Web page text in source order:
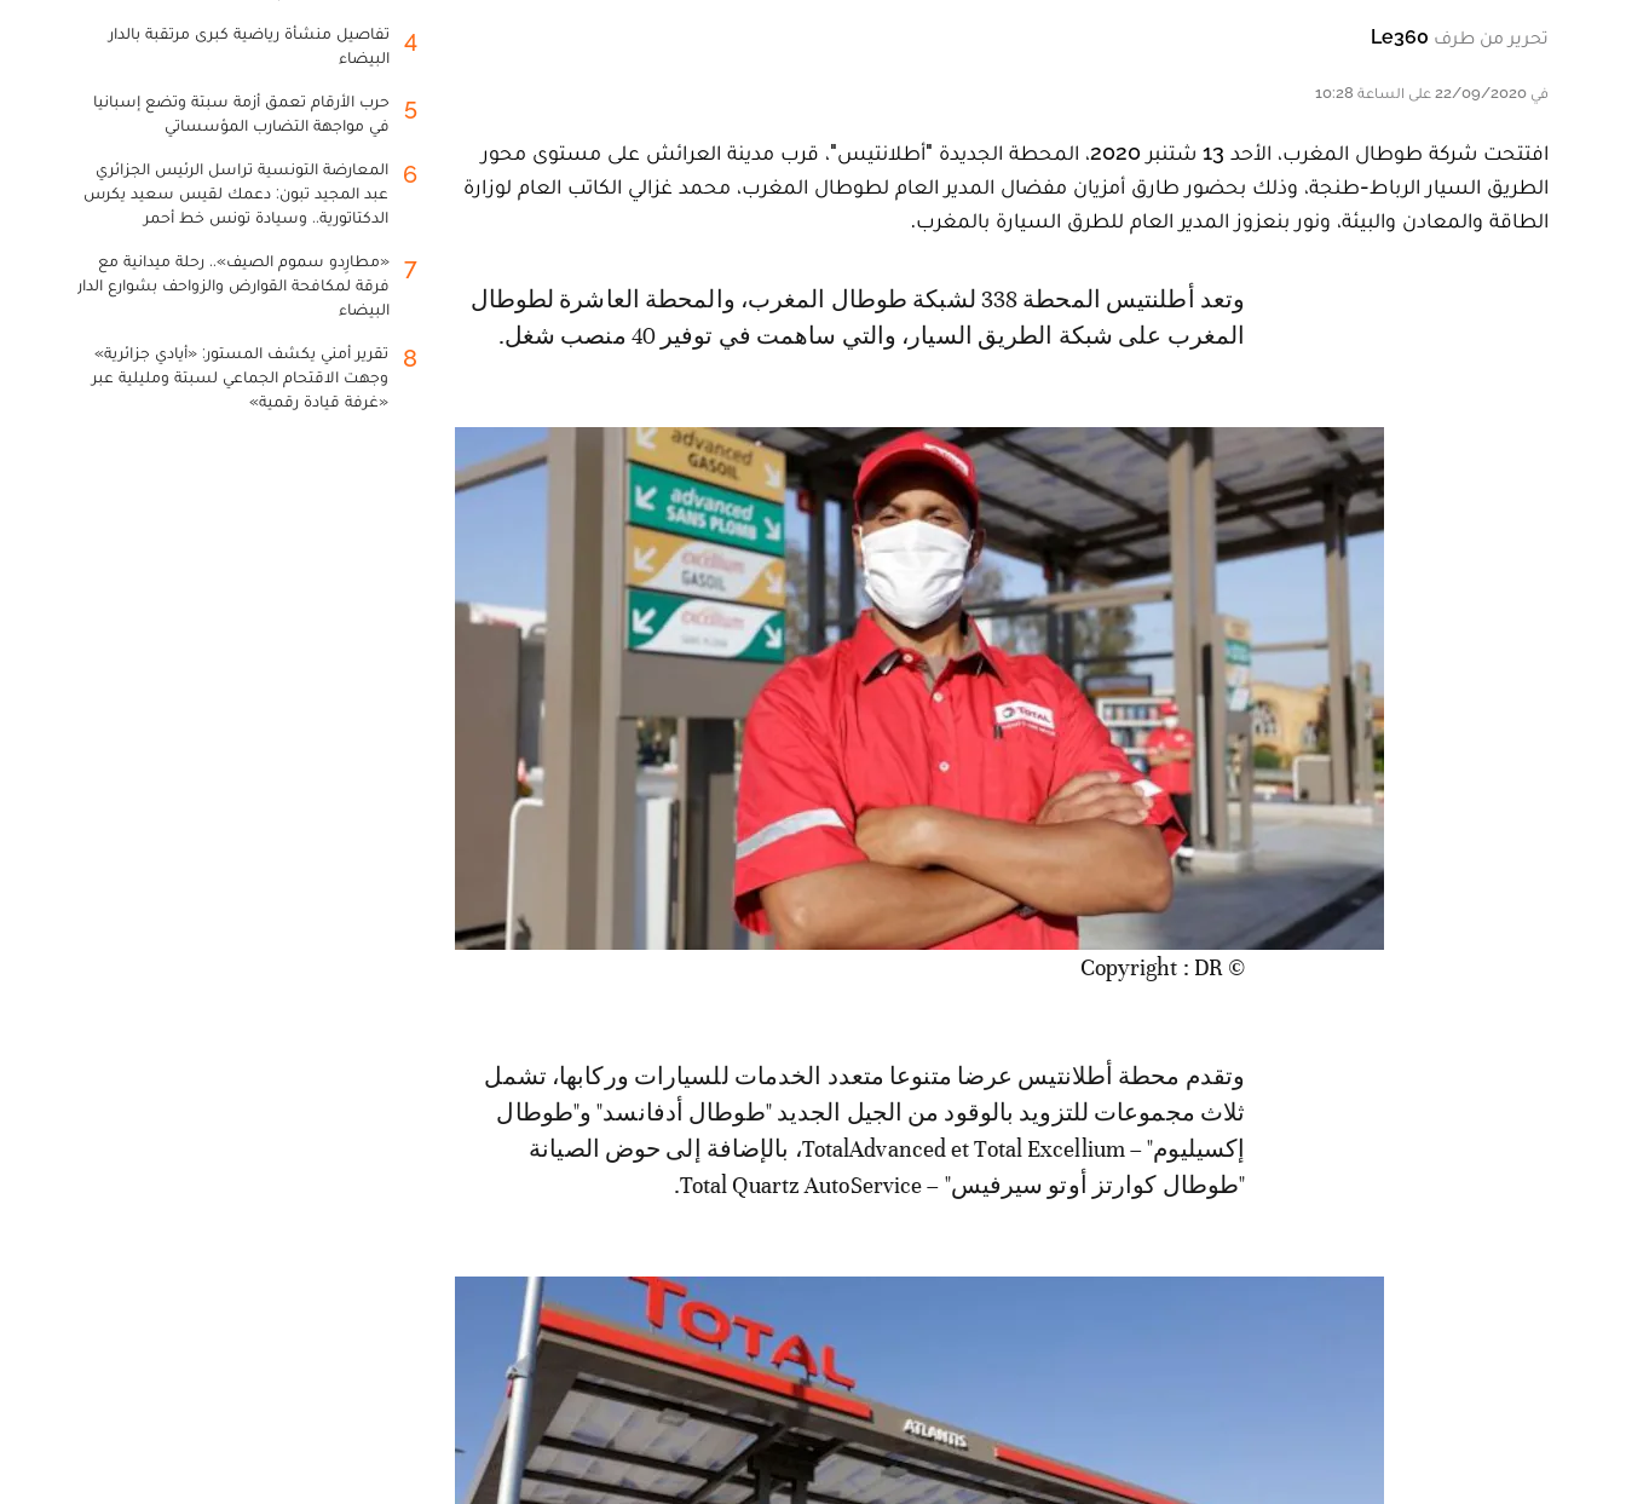
تحرير من طرف Le360
في 22/09/2020 على الساعة 10:28
افتتحت شركة طوطال المغرب، الأحد 13 شتنبر 2020، المحطة الجديدة "أطلانتيس"، قرب مدينة العرائش على مستوى محور
الطريق السيار الرباط-طنجة، وذلك بحضور طارق أمزيان مفضال المدير العام لطوطال المغرب، محمد غزالي الكاتب العام لوزارة
الطاقة والمعادن والبيئة، ونور بنعزوز المدير العام للطرق السيارة بالمغرب.
وتعد أطلنتيس المحطة 338 لشبكة طوطال المغرب، والمحطة العاشرة لطوطال
المغرب على شبكة الطريق السيار، والتي ساهمت في توفير 40 منصب شغل.
© Copyright : DR
وتقدم محطة أطلانتيس عرضا متنوعا متعدد الخدمات للسيارات وركابها، تشمل
ثلاث مجموعات للتزويد بالوقود من الجيل الجديد "طوطال أدفانسد" و"طوطال
إكسيليوم" – TotalAdvanced et Total Excellium، بالإضافة إلى حوض الصيانة
"طوطال كوارتز أوتو سيرفيس" – Total Quartz AutoService.
4
تفاصيل منشأة رياضية كبرى مرتقبة بالدار
البيضاء
5
حرب الأرقام تعمق أزمة سبتة وتضع إسبانيا
في مواجهة التضارب المؤسساتي
6
المعارضة التونسية تراسل الرئيس الجزائري
عبد المجيد تبون: دعمك لقيس سعيد يكرس
الدكتاتورية.. وسيادة تونس خط أحمر
7
«مطارِدو سموم الصيف».. رحلة ميدانية مع
فرقة لمكافحة القوارض والزواحف بشوارع الدار
البيضاء
8
تقرير أمني يكشف المستور: «أيادي جزائرية»
وجهت الاقتحام الجماعي لسبتة ومليلية عبر
«غرفة قيادة رقمية»